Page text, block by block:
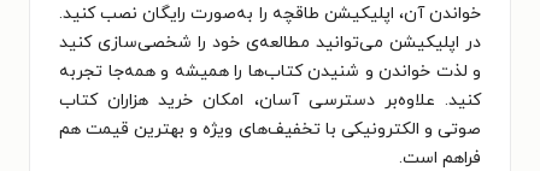
خواندن آن، اپلیکیشن طاقچه را به‌صورت رایگان نصب کنید.
در اپلیکیشن می‌توانید مطالعه‌ی خود را شخصی‌سازی کنید
و لذت خواندن و شنیدن کتاب‌ها را همیشه و همه‌جا تجربه
کنید. علاوه‌بر دسترسی آسان، امکان خرید هزاران کتاب
صوتی و الکترونیکی با تخفیف‌های ویژه و بهترین قیمت هم
فراهم است.